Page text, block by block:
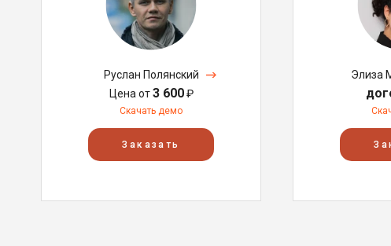
Руслан Полянский
Цена от3 600₽
Скачать демо
Заказать
Элиза